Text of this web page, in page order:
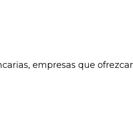
empresas que